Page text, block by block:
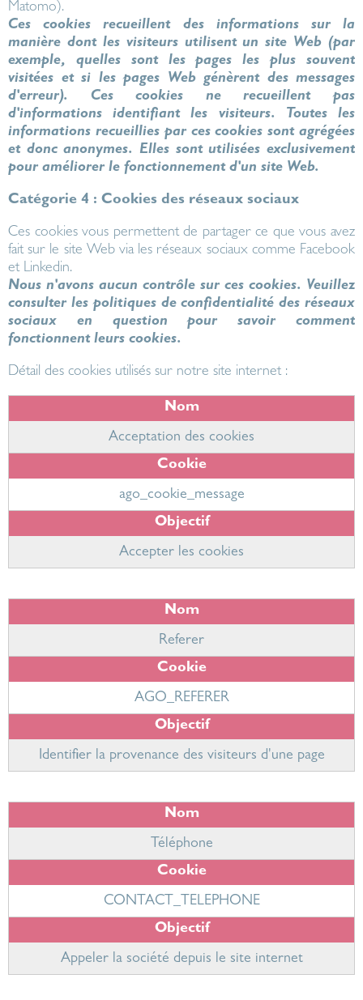
Matomo).
Ces cookies recueillent des informations sur la
manière dont les visiteurs utilisent un site Web (par
exemple, quelles sont les pages les plus souvent
visitées et si les pages Web génèrent des messages
d'erreur). Ces cookies ne recueillent pas
d'informations identifiant les visiteurs. Toutes les
informations recueillies par ces cookies sont agrégées
et donc anonymes. Elles sont utilisées exclusivement
pour améliorer le fonctionnement d'un site Web.
Catégorie 4 : Cookies des réseaux sociaux
Ces cookies vous permettent de partager ce que vous avez
fait sur le site Web via les réseaux sociaux comme Facebook
et Linkedin.
Nous n'avons aucun contrôle sur ces cookies. Veuillez
consulter les politiques de confidentialité des réseaux
sociaux en question pour savoir comment
fonctionnent leurs cookies.
Détail des cookies utilisés sur notre site internet :
Acceptation des cookies
ago_cookie_message
Accepter les cookies
Referer
AGO_REFERER
Identifier la provenance des visiteurs d'une page
Téléphone
CONTACT_TELEPHONE
Appeler la société depuis le site internet